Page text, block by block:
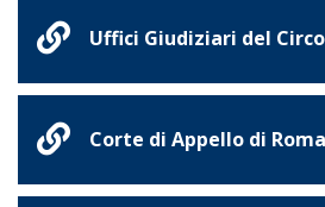
Uffici Giudiziari del
Corte di Appello di Roma